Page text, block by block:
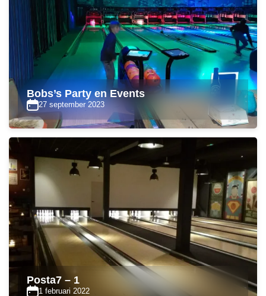
Bobs’s Party en Events
27 september 2023
Posta7 – 1
1 februari 2022